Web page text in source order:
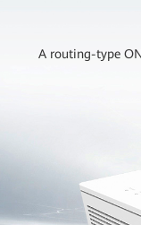
A routing-type